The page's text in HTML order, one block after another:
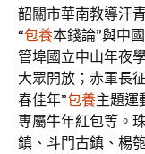
韶關市華南教導汗
“包養本錢論”與中
管埠國立中山年夜
大眾開放；赤軍長
春佳年”包養主題運
專屬牛年紅包等。
鎮、斗門古鎮、楊